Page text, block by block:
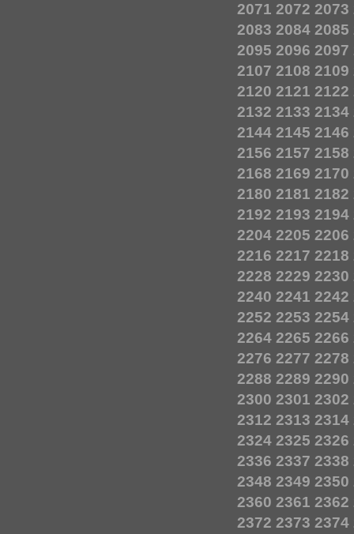
2071 2072 2073
2083 2084 2085
2095 2096 2097
2107 2108 2109
2120 2121 2122
2132 2133 2134
2144 2145 2146
2156 2157 2158
2168 2169 2170
2180 2181 2182
2192 2193 2194
2204 2205 2206
2216 2217 2218
2228 2229 2230
2240 2241 2242
2252 2253 2254
2264 2265 2266
2276 2277 2278
2288 2289 2290
2300 2301 2302
2312 2313 2314
2324 2325 2326
2336 2337 2338
2348 2349 2350
2360 2361 2362
2372 2373 2374